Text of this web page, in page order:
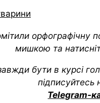
орфографічну
мишкою та
бути в курсі
підписуйтесь
Telegram-